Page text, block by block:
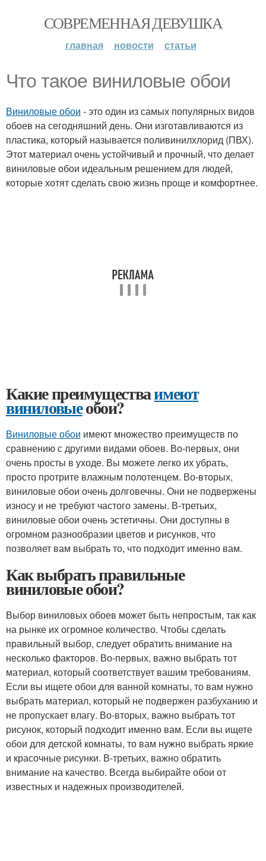
СОВРЕМЕННАЯ ДЕВУШКА
главная новости статьи
Что такое виниловые обои
Виниловые обои - это один из самых популярных видов
обоев на сегодняшний день. Они изготавливаются из
пластика, который называется поливинилхлорид (ПВХ).
Этот материал очень устойчивый и прочный, что делает
виниловые обои идеальным решением для людей,
которые хотят сделать свою жизнь проще и комфортнее.
Какие преимуществаимеют
виниловыеобои?
Виниловые обои имеют множество преимуществ по
сравнению с другими видами обоев. Во-первых, они
очень просты в уходе. Вы можете легко их убрать,
просто протрите влажным полотенцем. Во-вторых,
виниловые обои очень долговечны. Они не подвержены
износу и не требуют частого замены. В-третьих,
виниловые обои очень эстетичны. Они доступны в
огромном разнообразии цветов и рисунков, что
позволяет вам выбрать то, что подходит именно вам.
Как выбрать правильные
виниловые обои?
Выбор виниловых обоев может быть непростым, так как
на рынке их огромное количество. Чтобы сделать
правильный выбор, следует обратить внимание на
несколько факторов. Во-первых, важно выбрать тот
материал, который соответствует вашим требованиям.
Если вы ищете обои для ванной комнаты, то вам нужно
выбрать материал, который не подвержен разбуханию и
не пропускает влагу. Во-вторых, важно выбрать тот
рисунок, который подходит именно вам. Если вы ищете
обои для детской комнаты, то вам нужно выбрать яркие
и красочные рисунки. В-третьих, важно обратить
внимание на качество. Всегда выбирайте обои от
известных и надежных производителей.